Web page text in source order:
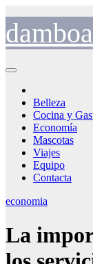
contenido
Belleza
Cocina y
Economía
Mascotas
Viajes
Equipo
Contacta
economia
La